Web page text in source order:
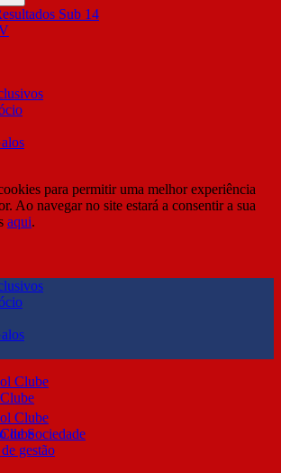
Sub 14
para permitir uma melhor experiência
Ao navegar no site estará a consentir a sua
aqui.
de Sociedade
gestão